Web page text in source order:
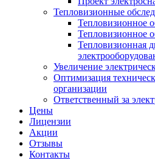
Тепловизионные
Тепловизионное
Тепловизионное
Тепловизионная
Увеличение
Оптимизация
организации
Ответственный за
Цены
Лицензии
Акции
Отзывы
Контакты